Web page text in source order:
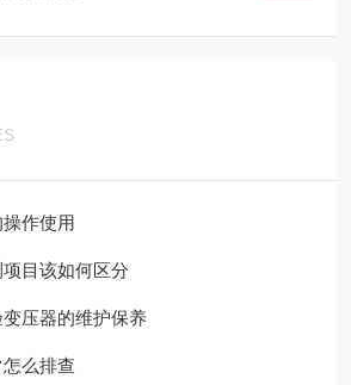
作使用
目该如何区分
压器的维护保养
么排查